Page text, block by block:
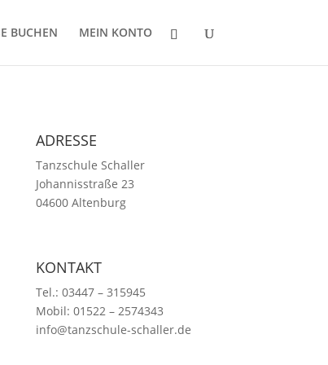
BUCHEN MEIN KONTO
ADRESSE
Tanzschule Schaller
Johannisstraße 23
04600 Altenburg
KONTAKT
Tel.: 03447 – 315945
Mobil: 01522 – 2574343
info@tanzschule-schaller.de